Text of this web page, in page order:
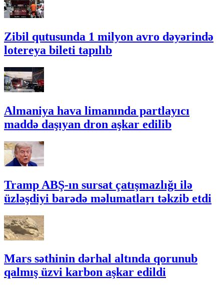
Zibil qutusunda 1 milyon avro dəyərində
lotereya bileti tapılıb
Almaniya hava limanında partlayıcı
maddə daşıyan dron aşkar edilib
Tramp ABŞ-ın sursat çatışmazlığı ilə
üzləşdiyi barədə məlumatları təkzib etdi
Mars səthinin dərhal altında qorunub
qalmış üzvi karbon aşkar edildi